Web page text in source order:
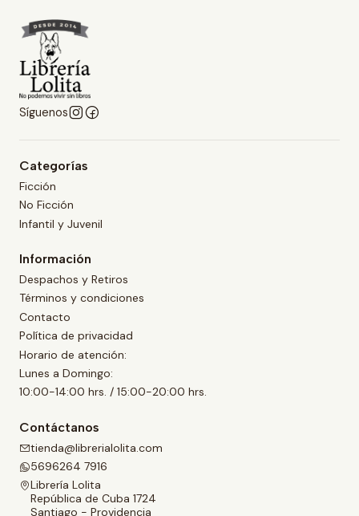
Síguenos
Categorías
Ficción
No Ficción
Infantil y Juvenil
Información
Despachos y Retiros
Términos y condiciones
Contacto
Política de privacidad
Horario de atención:
Lunes a Domingo:
10:00-14:00 hrs. / 15:00-20:00 hrs.
Contáctanos
tienda@librerialolita.com
5696264 7916
Librería Lolita
República de Cuba 1724
Santiago - Providencia